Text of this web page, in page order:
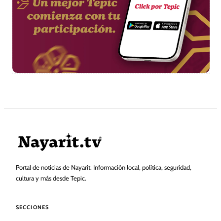
Portal de noticias de Nayarit. Información local, política, seguridad,
cultura y más desde Tepic.
SECCIONES